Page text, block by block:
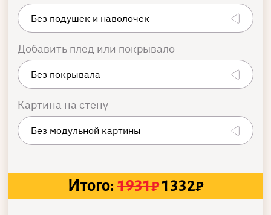
Добавить плед или покрывало
Картина на стену
Итого: 1931₽1332₽